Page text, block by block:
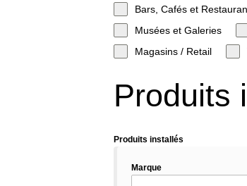
Bars, Cafés et
Musées et Galeries
Magasins / Retail
Produits
Produits installés
Marque